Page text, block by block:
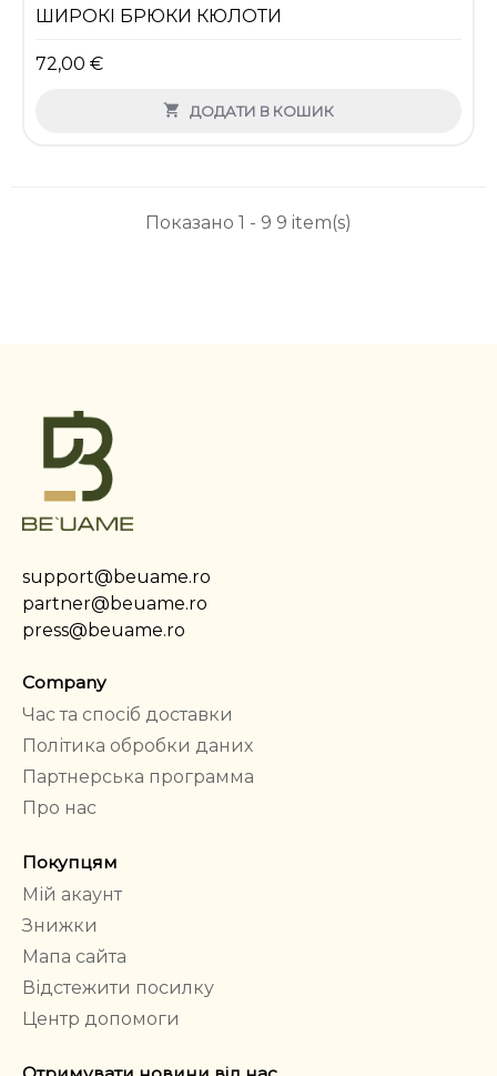
ШИРОКІ БРЮКИ КЮЛОТИ
72,00 €
 ДОДАТИ В КОШИК
Показано 1 - 9 9 item(s)
support@beuame.ro
partner@beuame.ro
press@beuame.ro
Company
Час та спосіб доставки
Політика обробки даних
Партнерська программа
Про нас
Покупцям
Мій акаунт
Знижки
Мапа сайта
Відстежити посилку
Центр допомоги